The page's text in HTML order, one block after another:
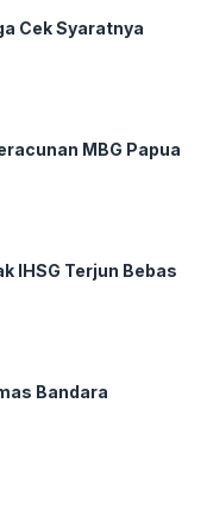
Cek Syaratnya
MBG Papua
IHSG Terjun Bebas
Bandara